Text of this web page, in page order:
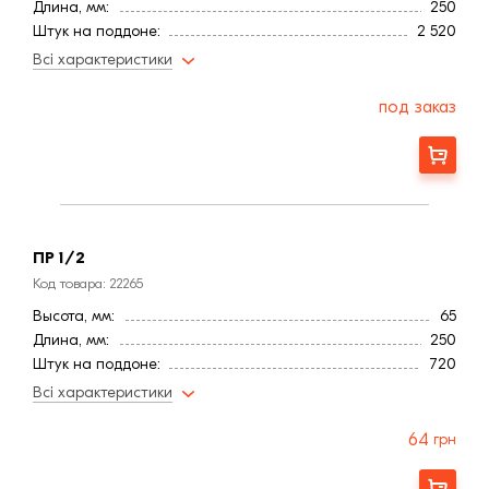
Длина, мм:
250
Штук на поддоне:
2 520
Толщина, мм
Бордовый
Рифленая
350
Всі характеристики
под заказ
Заказать
ПР 1/2
Код товара: 22265
Высота, мм:
65
Длина, мм:
250
Штук на поддоне:
720
Вес, кг:
Польша
50
Всі характеристики
64 грн